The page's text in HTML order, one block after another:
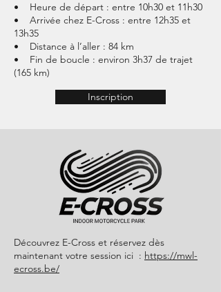
• Heure de départ : entre 10h30 et 11h30
• Arrivée chez E-Cross : entre 12h35 et
13h35
• Distance à l’aller : 84 km
• Fin de boucle : environ 3h37 de trajet
(165 km)​​​​
Inscription
Découvrez E-Cross et réservez dès
maintenant votre session ici : https://mwl-
ecross.be/